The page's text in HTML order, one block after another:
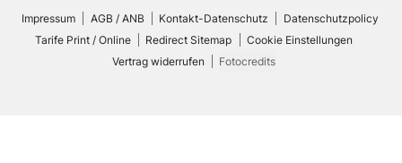
Impressum AGB / ANB Kontakt-Datenschutz
Datenschutzpolicy
Tarife Print / Online
Redirect Sitemap
Cookie Einstellungen
Vertrag widerrufen
Fotocredits